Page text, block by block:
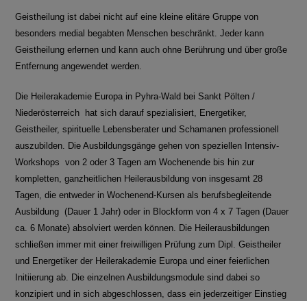
Geistheilung ist dabei nicht auf eine kleine elitäre Gruppe von
besonders medial begabten Menschen beschränkt. Jeder kann
Geistheilung erlernen und kann auch ohne Berührung und über große
Entfernung angewendet werden.
Die Heilerakademie Europa in Pyhra-Wald bei Sankt Pölten /
Niederösterreich hat sich darauf spezialisiert, Energetiker,
Geistheiler, spirituelle Lebensberater und Schamanen professionell
auszubilden. Die Ausbildungsgänge gehen von speziellen Intensiv-
Workshops von 2 oder 3 Tagen am Wochenende bis hin zur
kompletten, ganzheitlichen Heilerausbildung von insgesamt 28
Tagen, die entweder in Wochenend-Kursen als berufsbegleitende
Ausbildung (Dauer 1 Jahr) oder in Blockform von 4 x 7 Tagen (Dauer
ca. 6 Monate) absolviert werden können. Die Heilerausbildungen
schließen immer mit einer freiwilligen Prüfung zum Dipl. Geistheiler
und Energetiker der Heilerakademie Europa und einer feierlichen
Initiierung ab. Die einzelnen Ausbildungsmodule sind dabei so
konzipiert und in sich abgeschlossen, dass ein jederzeitiger Einstieg